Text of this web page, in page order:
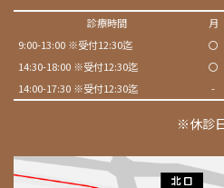
診療時間 月
9:00-13:00 ※受付12:30迄
〇
14:30-18:00 ※受付12:30迄
〇
14:00-17:30 ※受付12:30迄
-
※休診